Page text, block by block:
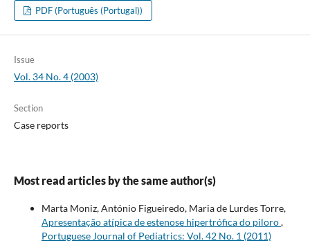
PDF (Português (Portugal))
Issue
Vol. 34 No. 4 (2003)
Section
Case reports
Most read articles by the same author(s)
Marta Moniz, António Figueiredo, Maria de Lurdes Torre,
Apresentação atípica de estenose hipertrófica do piloro,
Portuguese Journal of Pediatrics: Vol. 42 No. 1 (2011)